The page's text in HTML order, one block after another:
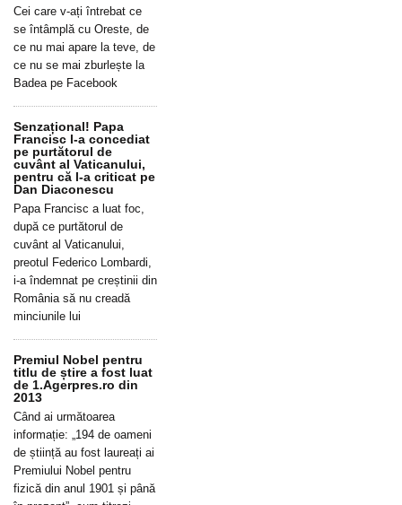
Cei care v-ați întrebat ce
se întâmplă cu Oreste, de
ce nu mai apare la teve, de
ce nu se mai zburlește la
Badea pe Facebook
Senzațional! Papa
Francisc l-a concediat
pe purtătorul de
cuvânt al Vaticanului,
pentru că l-a criticat pe
Dan Diaconescu
Papa Francisc a luat foc,
după ce purtătorul de
cuvânt al Vaticanului,
preotul Federico Lombardi,
i-a îndemnat pe creștinii din
România să nu creadă
minciunile lui
Premiul Nobel pentru
titlu de știre a fost luat
de 1.Agerpres.ro din
2013
Când ai următoarea
informație: „194 de oameni
de știință au fost laureați ai
Premiului Nobel pentru
fizică din anul 1901 și până